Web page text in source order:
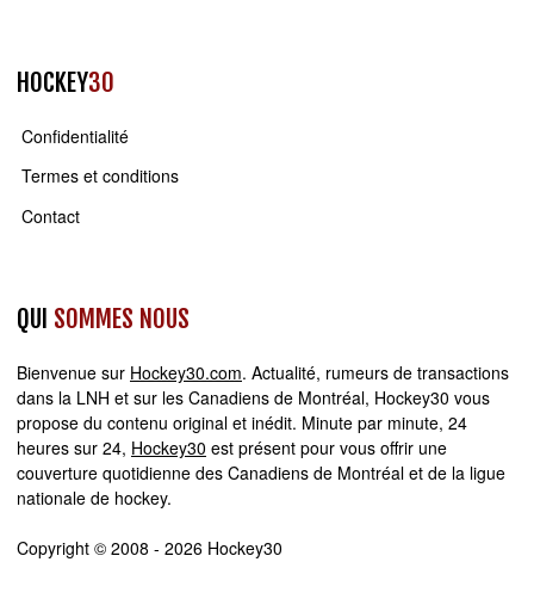
HOCKEY30
Confidentialité
Termes et conditions
Contact
QUI SOMMES NOUS
Bienvenue sur Hockey30.com. Actualité, rumeurs de transactions
dans la LNH et sur les Canadiens de Montréal, Hockey30 vous
propose du contenu original et inédit. Minute par minute, 24
heures sur 24, Hockey30 est présent pour vous offrir une
couverture quotidienne des Canadiens de Montréal et de la ligue
nationale de hockey.
Copyright © 2008 - 2026 Hockey30